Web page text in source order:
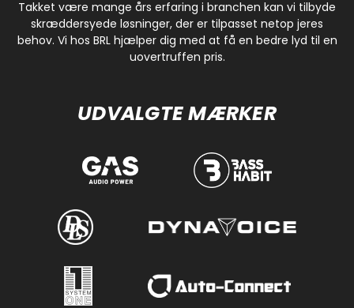
Takket være mange års erfaring i branchen kan vi tilbyde
skræddersyede løsninger, der er tilpasset netop jeres
behov. Vi hos BRL hjælper dig med at få en bedre lyd til en
uovertruffen pris.
UDVALGTE MÆRKER